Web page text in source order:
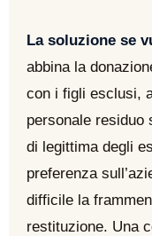
La soluzione se
abbina la
con i figli esclusi,
personale residuo
di legittima degli
preferenza
difficile la
restituzione. Una